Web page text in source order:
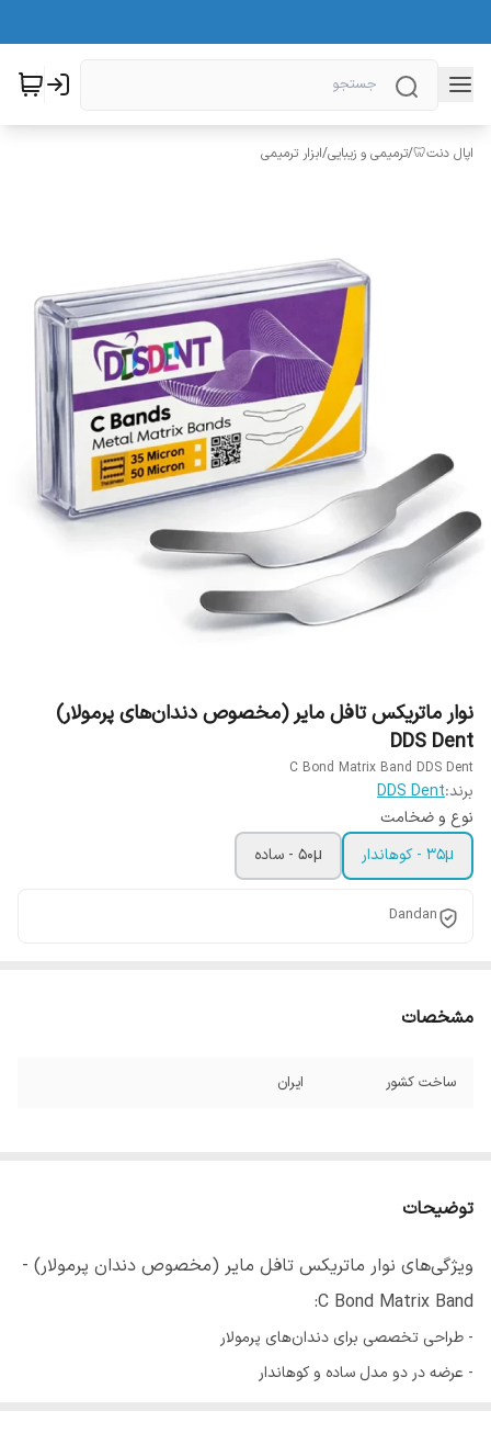
اپال دنت🦷/ترمیمی و زیبایی/ابزار ترمیمی
نوار ماتریکس تافل مایر (مخصوص دندان‌های پرمولار)
DDS Dent
C Bond Matrix Band DDS Dent
برند:DDS Dent
نوع و ضخامت
35µ - کوهاندار
50µ - ساده
Dandan
مشخصات
ساخت کشور ایران
توضیحات
ویژگی‌های نوار ماتریکس تافل مایر (مخصوص دندان پرمولار) -
C Bond Matrix Band:
- طراحی تخصصی برای دندان‌های پرمولار
- عرضه در دو مدل ساده و کوهاندار